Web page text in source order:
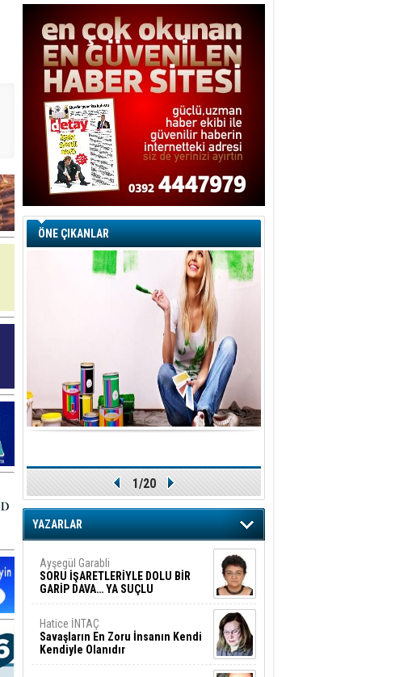
ÖNE ÇIKANLAR
1/20
YAZARLAR
Ayşegül Garabli
SORU İŞARETLERİYLE DOLU BİR
GARİP DAVA… YA SUÇLU
DEĞİLSE???
Hatice İNTAÇ
Savaşların En Zoru İnsanın Kendi
Kendiyle Olanıdır